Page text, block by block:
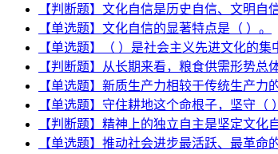
【判断题】文化自信是历史自信、文明自
【单选题】文化自信的显著特点是（ ）。
【单选题】（ ）是社会主义先进文化的集
【判断题】从长期来看，粮食供需形势总
【单选题】新质生产力相较于传统生产力
【单选题】守住耕地这个命根子，坚守（
【判断题】精神上的独立自主是坚定文化
【单选题】推动社会进步最活跃、最革